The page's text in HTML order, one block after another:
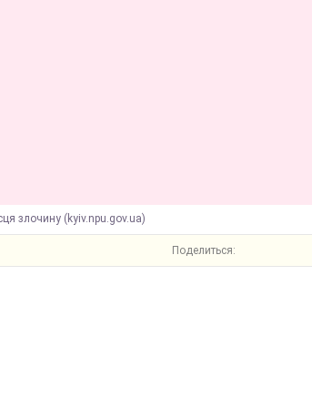
злочину (kyiv.npu.gov.ua)
Поделиться: